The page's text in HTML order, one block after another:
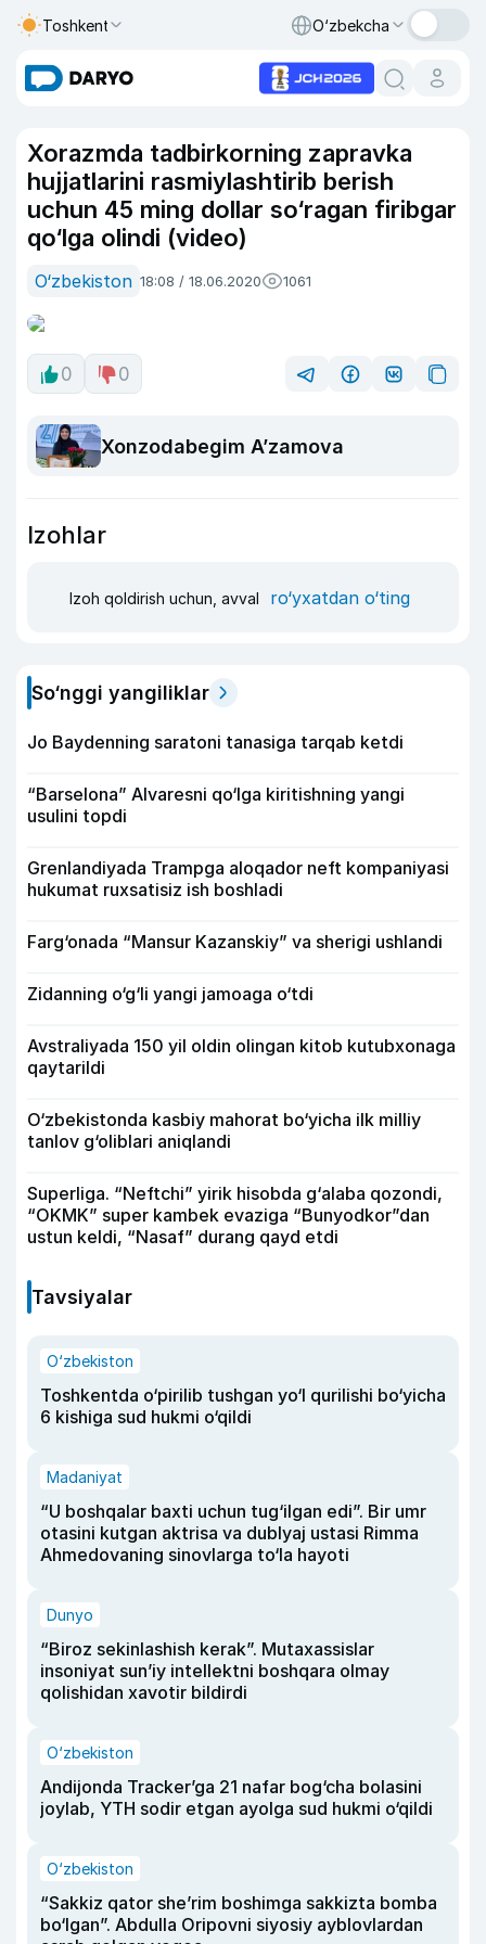
Toshkent O‘zbekcha
Xorazmda tadbirkorning zapravka
hujjatlarini rasmiylashtirib berish
uchun 45 ming dollar so‘ragan firibgar
qo‘lga olindi (video)
O‘zbekiston 18:08 / 18.06.2020 1061
0 0
Xonzodabegim A’zamova
Izohlar
Izoh qoldirish uchun, avval ro‘yxatdan o‘ting
So‘nggi yangiliklar
Jo Baydenning saratoni tanasiga tarqab ketdi
“Barselona” Alvaresni qo‘lga kiritishning yangi
usulini topdi
Grenlandiyada Trampga aloqador neft kompaniyasi
hukumat ruxsatisiz ish boshladi
Farg‘onada “Mansur Kazanskiy” va sherigi ushlandi
Zidanning o‘g‘li yangi jamoaga o‘tdi
Avstraliyada 150 yil oldin olingan kitob kutubxonaga
qaytarildi
O‘zbekistonda kasbiy mahorat bo‘yicha ilk milliy
tanlov g‘oliblari aniqlandi
Superliga. “Neftchi” yirik hisobda g‘alaba qozondi,
“OKMK” super kambek evaziga “Bunyodkor”dan
ustun keldi, “Nasaf” durang qayd etdi
Tavsiyalar
O‘zbekiston
Toshkentda o‘pirilib tushgan yo‘l qurilishi bo‘yicha
6 kishiga sud hukmi o‘qildi
Madaniyat
“U boshqalar baxti uchun tug‘ilgan edi”. Bir umr
otasini kutgan aktrisa va dublyaj ustasi Rimma
Ahmedovaning sinovlarga to‘la hayoti
Dunyo
“Biroz sekinlashish kerak”. Mutaxassislar
insoniyat sun’iy intellektni boshqara olmay
qolishidan xavotir bildirdi
O‘zbekiston
Andijonda Tracker’ga 21 nafar bog‘cha bolasini
joylab, YTH sodir etgan ayolga sud hukmi o‘qildi
O‘zbekiston
“Sakkiz qator she’rim boshimga sakkizta bomba
bo‘lgan”. Abdulla Oripovni siyosiy ayblovlardan